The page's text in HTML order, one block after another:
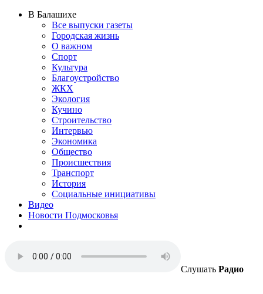
В Балашихе
Все выпуски газеты
Городская жизнь
О важном
Спорт
Культура
Благоустройство
ЖКХ
Экология
Кучино
Строительство
Интервью
Экономика
Общество
Происшествия
Транспорт
История
Социальные инициативы
Видео
Новости Подмосковья
Слушать Радио